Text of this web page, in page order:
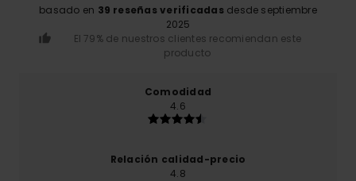
basado en 39 reseñas verificadas desde septiembre
2025
El 79% de nuestros clientes recomiendan este
producto
Comodidad
4.6
Relación calidad-precio
4.8